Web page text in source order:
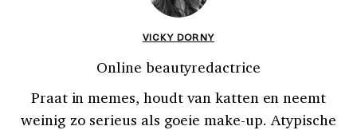
VICKY DORNY
Online beautyredactrice
Praat in memes, houdt van katten en neemt
weinig zo serieus als goeie make-up. Atypische